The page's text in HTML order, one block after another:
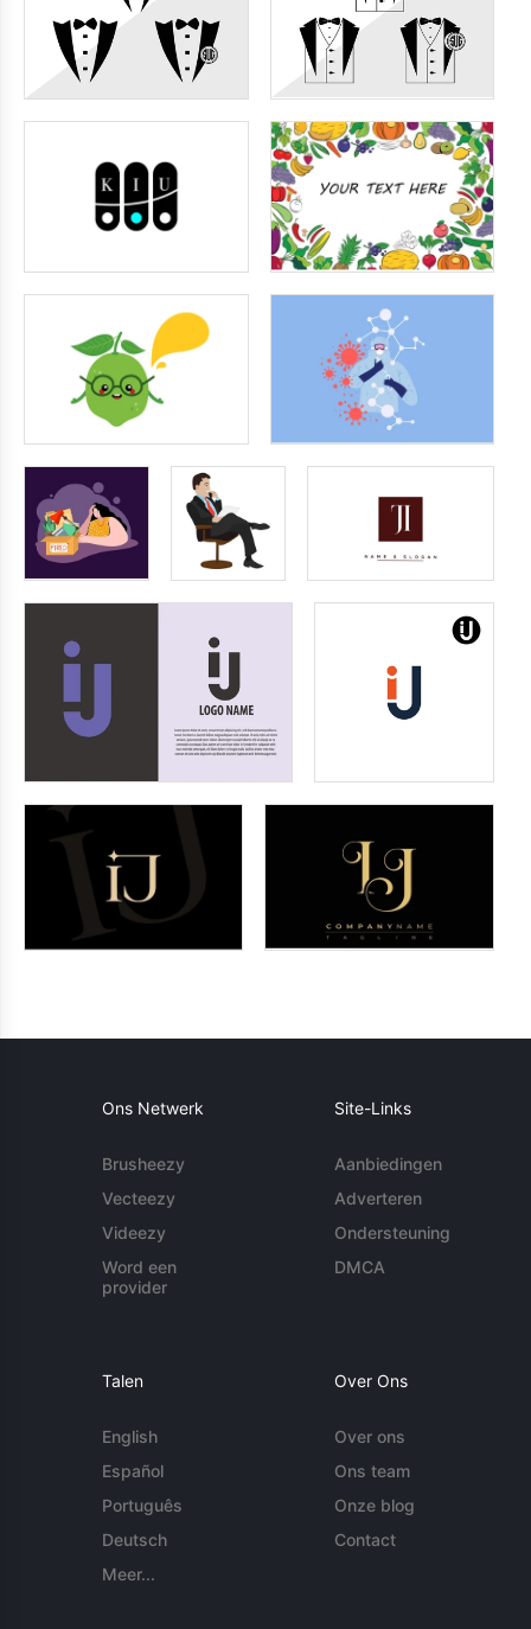
Ons Netwerk
Brusheezy
Vecteezy
Videezy
Word een
provider
Site-Links
Aanbiedingen
Adverteren
Ondersteuning
DMCA
Talen
English
Español
Português
Deutsch
Meer...
Over Ons
Over ons
Ons team
Onze blog
Contact